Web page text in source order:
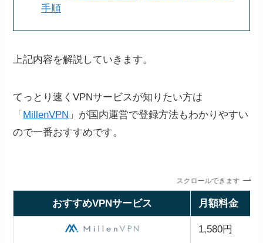
手順
上記内容を解説していきます。
てっとり速くVPNサービスが知りたい方は
「 MillenVPN 」が国内運営で登録方法もわかりやすい
ので一番おすすめです。
スクロールできます
おすすめVPNサービス 月額料金
1,580円